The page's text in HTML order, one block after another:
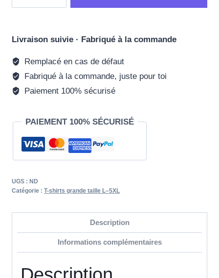
Grande
Swag
-
Tressoi
Livraison suivie · Fabriqué à la commande
Remplacé en cas de défaut
Fabriqué à la commande, juste pour toi
Paiement 100% sécurisé
PAIEMENT 100% SÉCURISÉ
UGS : ND
Catégorie : T-shirts grande taille L–5XL
Description
Informations complémentaires